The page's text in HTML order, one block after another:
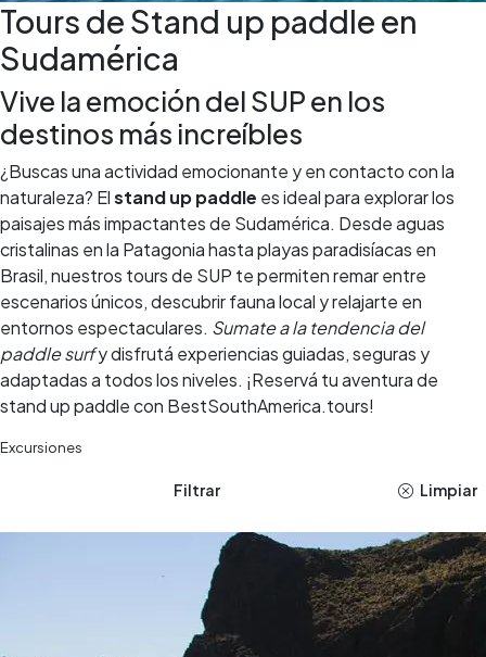
Tours de Stand up paddle en
Sudamérica
Vive la emoción del SUP en los
destinos más increíbles
¿Buscas una actividad emocionante y en contacto con la
naturaleza? Elstand up paddle es ideal para explorar los
paisajes más impactantes de Sudamérica. Desde aguas
cristalinas en la Patagonia hasta playas paradisíacas en
Brasil, nuestros tours de SUP te permiten remar entre
escenarios únicos, descubrir fauna local y relajarte en
entornos espectaculares. Sumate a la tendencia del
paddle surfy disfrutá experiencias guiadas, seguras y
adaptadas a todos los niveles. ¡Reservá tu aventura de
stand up paddle con BestSouthAmerica.tours!
Excursiones
Filtrar Limpiar